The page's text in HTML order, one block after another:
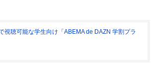
視聴可能な学生向け「ABEMA de DAZN 学割プラ